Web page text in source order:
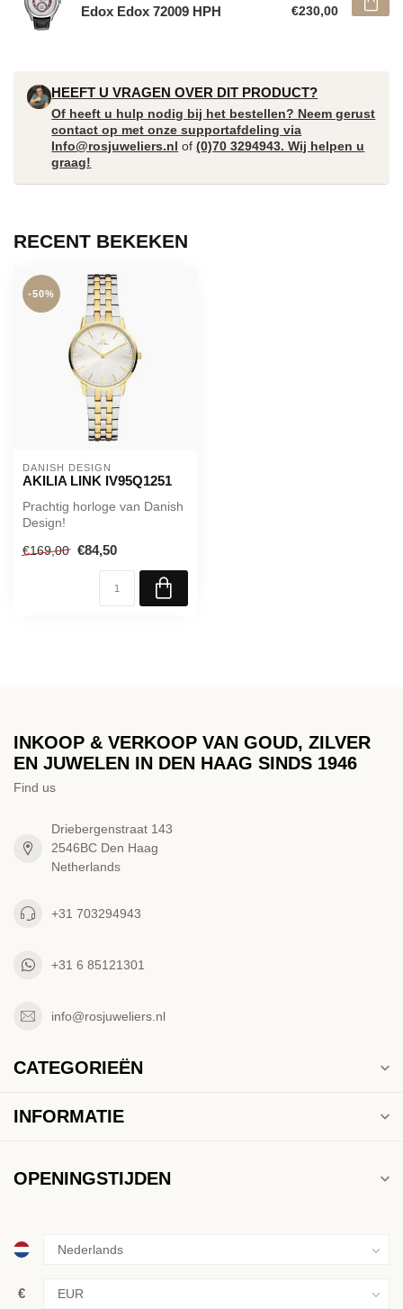
Edox Edox 72009 HPH
€230,00
HEEFT U VRAGEN OVER DIT PRODUCT?
Of heeft u hulp nodig bij het bestellen? Neem gerust
contact op met onze supportafdeling via
Info@rosjuweliers.nl of(0)70 3294943. Wij helpen u
graag!
RECENT BEKEKEN
-50%
DANISH DESIGN
AKILIA LINK IV95Q1251
Prachtig horloge van Danish
Design!
€169,00 €84,50
INKOOP & VERKOOP VAN GOUD, ZILVER
EN JUWELEN IN DEN HAAG SINDS 1946
Find us
Driebergenstraat 143
2546BC Den Haag
Netherlands
+31 703294943
+31 6 85121301
info@rosjuweliers.nl
CATEGORIEËN
INFORMATIE
OPENINGSTIJDEN
€